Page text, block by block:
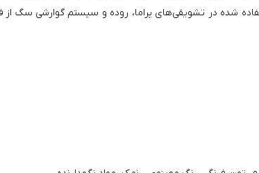
شده در تشویقی‌های پراما، روده و سیستم گوارشی سگ از